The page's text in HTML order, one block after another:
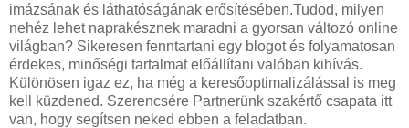
imázsának és láthatóságának erősítésében.Tudod, milyen
nehéz lehet naprakésznek maradni a gyorsan változó online
világban? Sikeresen fenntartani egy blogot és folyamatosan
érdekes, minőségi tartalmat előállítani valóban kihívás.
Különösen igaz ez, ha még a keresőoptimalizálással is meg
kell küzdened. Szerencsére Partnerünk szakértő csapata itt
van, hogy segítsen neked ebben a feladatban.